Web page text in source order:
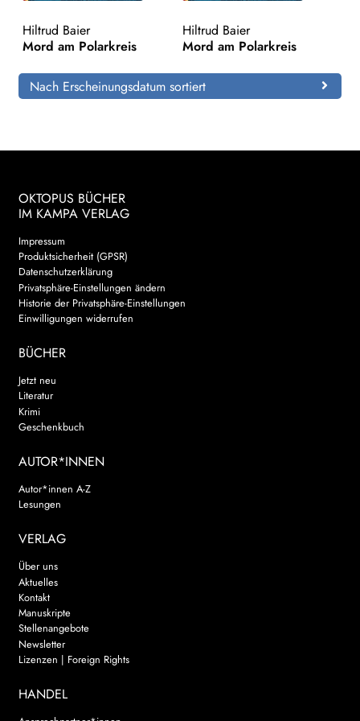
Hiltrud Baier
Mord am Polarkreis
Hiltrud Baier
Mord am Polarkreis
Nach Erscheinungsdatum sortiert
OKTOPUS BÜCHER
IM KAMPA VERLAG
Impressum
Produktsicherheit (GPSR)
Datenschutzerklärung
Privatsphäre-Einstellungen ändern
Historie der Privatsphäre-Einstellungen
Einwilligungen widerrufen
BÜCHER
Jetzt neu
Literatur
Krimi
Geschenkbuch
AUTOR*INNEN
Autor*innen A-Z
Lesungen
VERLAG
Über uns
Aktuelles
Kontakt
Manuskripte
Stellenangebote
Newsletter
Lizenzen | Foreign Rights
HANDEL